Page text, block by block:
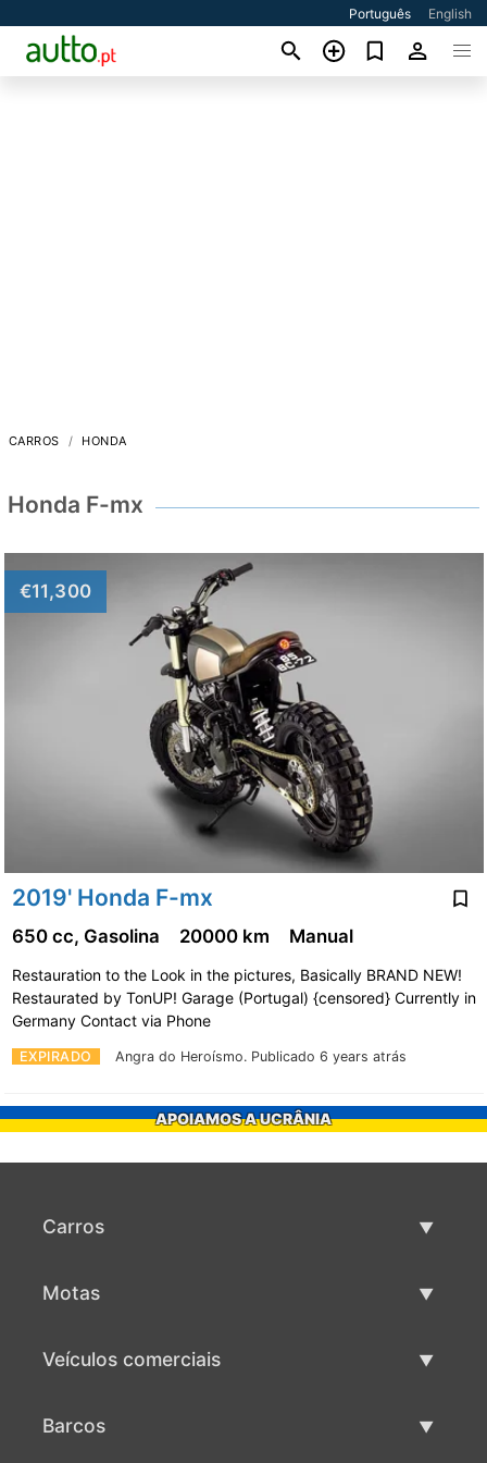
Português English
CARROS HONDA
Honda F-mx
€11,300
2019' Honda F-mx
EXPIRADO Angra do Heroísmo. Publicado 6 years atrás
650 cc, Gasolina 20000 km Manual
Restauration to the Look in the pictures, Basically BRAND NEW!
Restaurated by TonUP! Garage (Portugal) {censored} Currently in
Germany Contact via Phone
APOIAMOS A UCRÂNIA
Carros
Motas
Veículos comerciais
Barcos